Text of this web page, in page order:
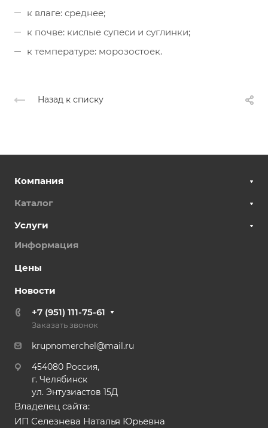
к влаге: среднее;
к почве: кислые супеси и суглинки;
к температуре: морозостоек.
Назад к списку
Компания
Каталог
Услуги
Информация
Цены
Новости
+7 (951) 111-75-61
Заказать звонок
krupnomerchel@mail.ru
454080 Россия,
г. Челябинск
ул. Энтузиастов 15Д
Владелец сайта:
ИП Селезнева Наталья Юрьевна